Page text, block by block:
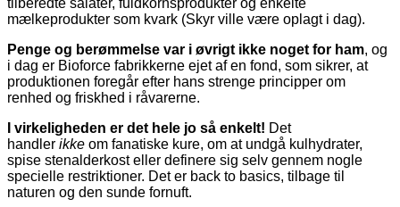
tilberedte salater, fuldkornsprodukter og enkelte
mælkeprodukter som kvark (Skyr ville være oplagt i dag).
Penge og berømmelse var i øvrigt ikke noget for ham, og
i dag er Bioforce fabrikkerne ejet af en fond, som sikrer, at
produktionen foregår efter hans strenge principper om
renhed og friskhed i råvarerne.
I virkeligheden er det hele jo så enkelt! Det
handler ikke om fanatiske kure, om at undgå kulhydrater,
spise stenalderkost eller definere sig selv gennem nogle
specielle restriktioner. Det er back to basics, tilbage til
naturen og den sunde fornuft.